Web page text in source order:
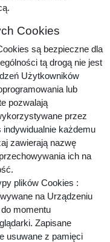
Cookies
są bezpieczne dla
tą drogą nie jest
Użytkowników
lub
pozwalają
przez
każdemu
zawierają nazwę
ich na
plików Cookies :
na Urządzeniu
momentu
Zapisane
usuwane z pamięci